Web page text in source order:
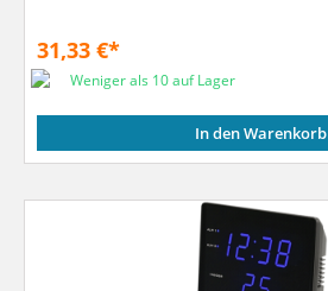
31,33 €*
Weniger als 10 auf Lager
In den Warenkorb